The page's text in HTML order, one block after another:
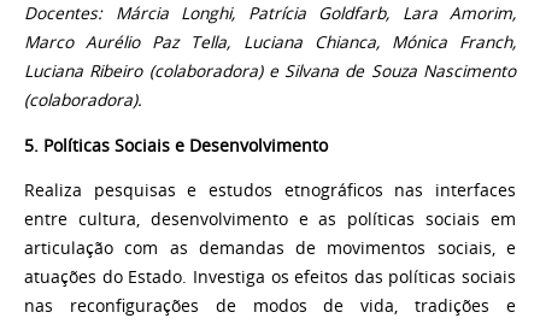
Docentes: Márcia Longhi, Patrícia Goldfarb, Lara Amorim,
Marco Aurélio Paz Tella, Luciana Chianca, Mónica Franch,
Luciana Ribeiro (colaboradora) e Silvana de Souza Nascimento
(colaboradora).
5. Políticas Sociais e Desenvolvimento
Realiza pesquisas e estudos etnográficos nas interfaces
entre cultura, desenvolvimento e as políticas sociais em
articulação com as demandas de movimentos sociais, e
atuações do Estado. Investiga os efeitos das políticas sociais
nas reconfigurações de modos de vida, tradições e